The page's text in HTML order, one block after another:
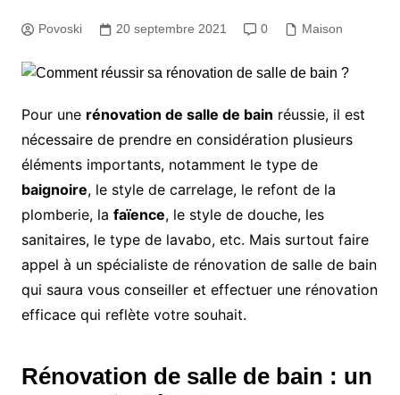
Povoski 20 septembre 2021 0 Maison
Pour une rénovation de salle de bain réussie, il est
nécessaire de prendre en considération plusieurs
éléments importants, notamment le type de
baignoire, le style de carrelage, le refont de la
plomberie, la faïence, le style de douche, les
sanitaires, le type de lavabo, etc. Mais surtout faire
appel à un spécialiste de rénovation de salle de bain
qui saura vous conseiller et effectuer une rénovation
efficace qui reflète votre souhait.
Rénovation de salle de bain : un